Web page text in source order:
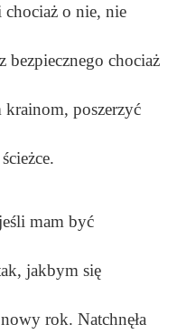
chociaż o nie, nie
bezpiecznego chociaż
poszerzyć
mam być
jakbym się
rok. Natchnęła